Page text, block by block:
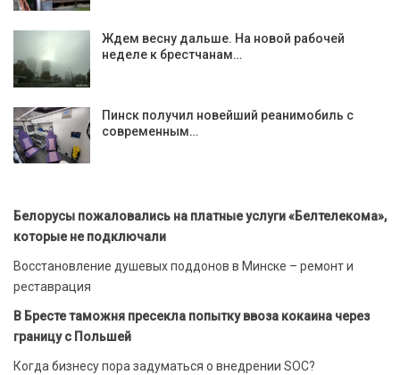
Ждем весну дальше. На новой рабочей
неделе к брестчанам…
Пинск получил новейший реанимобиль с
современным…
Белорусы пожаловались на платные услуги «Белтелекома»,
которые не подключали
Восстановление душевых поддонов в Минске – ремонт и
реставрация
В Бресте таможня пресекла попытку ввоза кокаина через
границу с Польшей
Когда бизнесу пора задуматься о внедрении SOC?